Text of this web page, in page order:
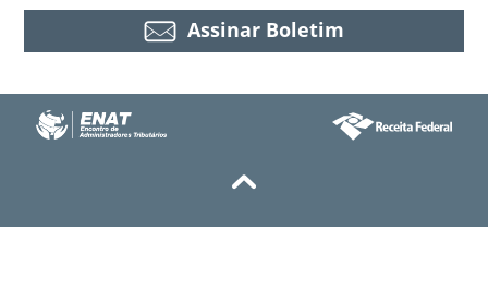
Assinar Boletim